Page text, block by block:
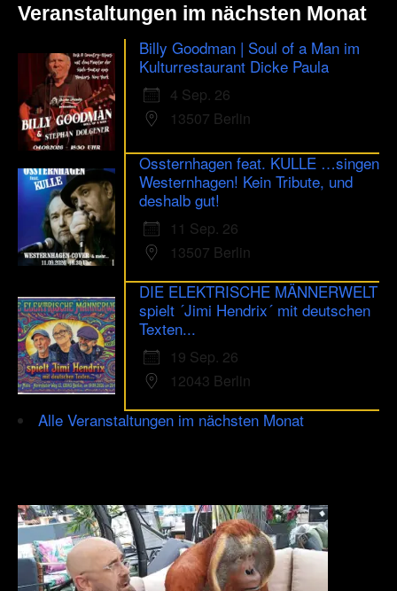
Veranstaltungen im nächsten Monat
Billy Goodman | Soul of a Man im
Kulturrestaurant Dicke Paula
4 Sep. 26
13507 Berlin
Ossternhagen feat. KULLE …singen
Westernhagen! Kein Tribute, und
deshalb gut!
11 Sep. 26
13507 Berlin
DIE ELEKTRISCHE MÄNNERWELT
spielt ´Jimi Hendrix´ mit deutschen
Texten...
19 Sep. 26
12043 Berlin
Alle Veranstaltungen im nächsten Monat